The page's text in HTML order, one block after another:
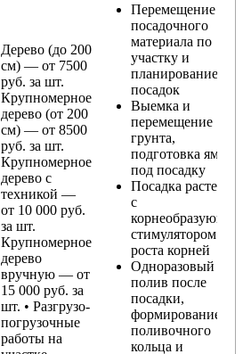
Дерево (до 200
см) — от 7500
руб. за шт.
Крупномерное
дерево (от 200
см) — от 8500
руб. за шт.
Крупномерное
дерево с
техникой —
от 10 000 руб.
за шт.
Крупномерное
дерево
вручную — от
15 000 руб. за
шт. • Разгрузо-
погрузочные
работы на
Перемещение
посадочного
материала по
участку и
планирование
посадок
Выемка и
перемещение
грунта,
подготовка ямы
под посадку
Посадка растения
с
корнеобразующим
стимулятором
роста корней
Одноразовый
полив после
посадки,
формирование
поливочного
кольца и